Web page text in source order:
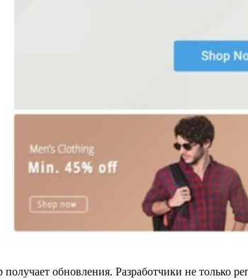
обновления. Разработчики не только